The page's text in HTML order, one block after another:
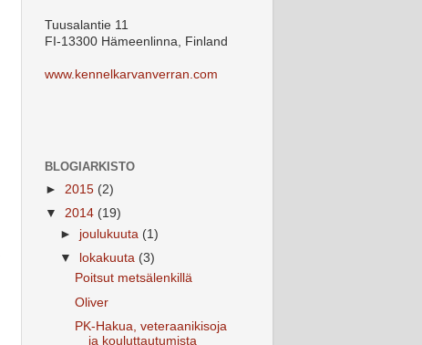
Tuusalantie 11
FI-13300 Hämeenlinna, Finland
www.kennelkarvanverran.com
BLOGIARKISTO
► 2015 (2)
▼ 2014 (19)
► joulukuuta (1)
▼ lokakuuta (3)
Poitsut metsälenkillä
Oliver
PK-Hakua, veteraanikisoja
ja kouluttautumista